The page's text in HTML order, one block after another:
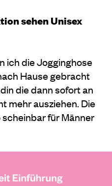
sehen Unisex
ich die Jogginghose
Hause gebracht
die dann sofort an
mehr ausziehen. Die
für Männer